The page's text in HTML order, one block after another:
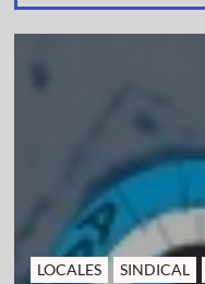
LOCALES SINDICAL